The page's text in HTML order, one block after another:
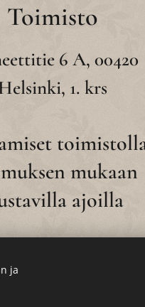
Toimisto
6 A, 00420
1. krs
mukaan
ajoilla
ja